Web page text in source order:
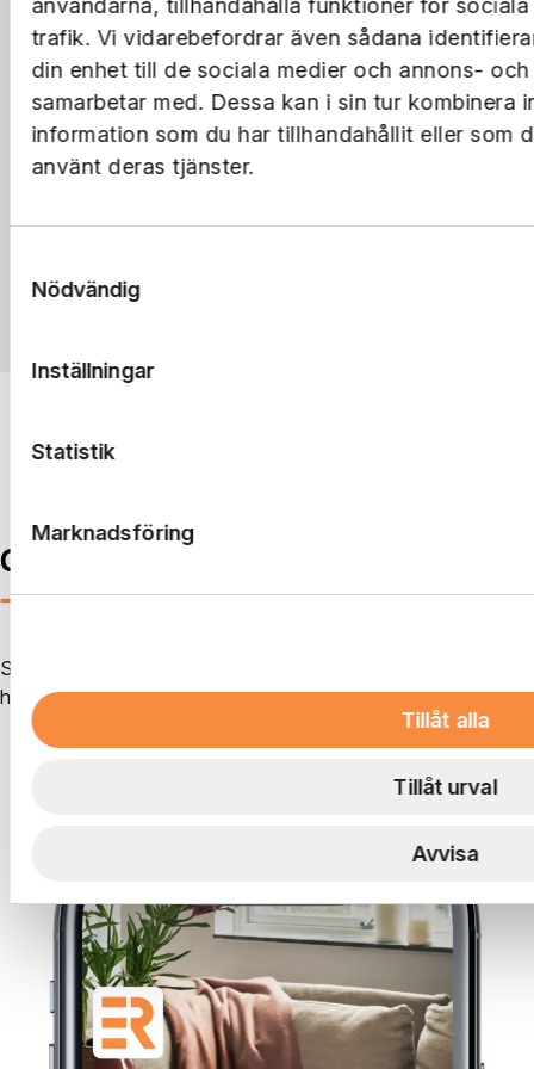
användarna, tillhandahålla funktioner för
trafik. Vi vidarebefordrar även sådana
din enhet till de sociala medier och annons-
samarbetar med. Dessa kan i sin tur kombinera
information som du har tillhandahållit eller som
använt deras tjänster.
Nödvändig
Inställningar
Statistik
Marknadsföring
Tillåt alla
Tillåt urval
Avvisa
Till rapporterna
Genvägen hem
—i mobilen
Skapa serviceärenden, ta emot information från oss som
hyresvärd och kommunicera med dina grannar.